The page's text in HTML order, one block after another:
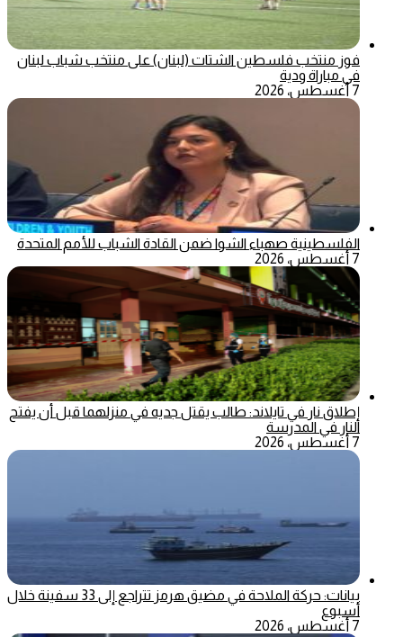
فوز منتخب فلسطين الشتات (لبنان) على منتخب شباب لبنان
في مباراة ودية
7 أغسطس، 2026
الفلسطينية صهباء الشوا ضمن القادة الشباب للأمم المتحدة
7 أغسطس، 2026
إطلاق نار في تايلاند: طالب يقتل جديه في منزلهما قبل أن يفتح
النار في المدرسة
7 أغسطس، 2026
بيانات: حركة الملاحة في مضيق هرمز تتراجع إلى 33 سفينة خلال
أسبوع
7 أغسطس، 2026